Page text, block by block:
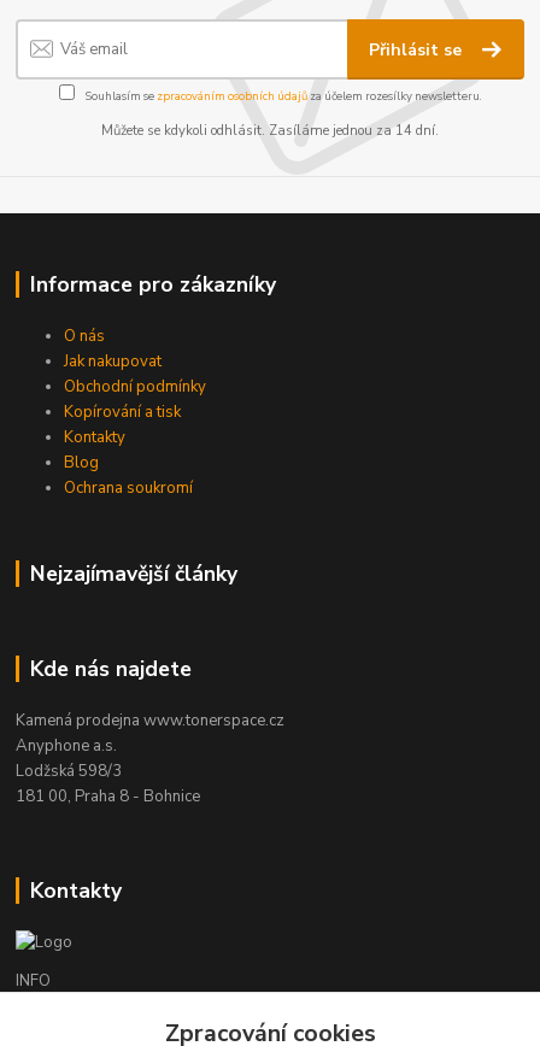
Přihlásit se
Souhlasím se zpracováním osobních údajůza účelem rozesílky newsletteru.
Můžete se kdykoli odhlásit. Zasíláme jednou za 14 dní.
Informace pro zákazníky
O nás
Jak nakupovat
Obchodní podmínky
Kopírování a tisk
Kontakty
Blog
Ochrana soukromí
Nejzajímavější články
Kde nás najdete
Kamená prodejna www.tonerspace.cz
Anyphone a.s.
Lodžská 598/3
181 00, Praha 8 - Bohnice
Kontakty
INFO
(Po-Čt 9-18 hod., Pá 9-17 hod.)Zpracování cookies